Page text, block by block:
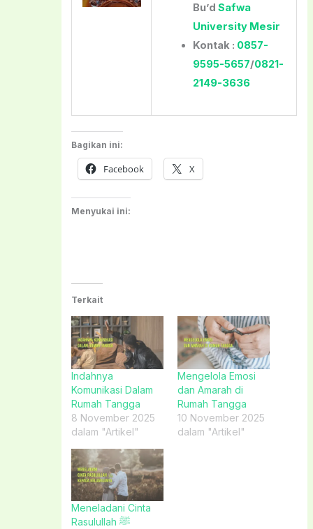
Bu’d Safwa
University Mesir
Kontak : 0857-
9595-5657/0821-
2149-3636
Bagikan ini:
Facebook X
Menyukai ini:
Terkait
Indahnya
Komunikasi Dalam
Rumah Tangga
8 November 2025
dalam "Artikel"
Mengelola Emosi
dan Amarah di
Rumah Tangga
10 November 2025
dalam "Artikel"
Meneladani Cinta
Rasulullah ﷺ